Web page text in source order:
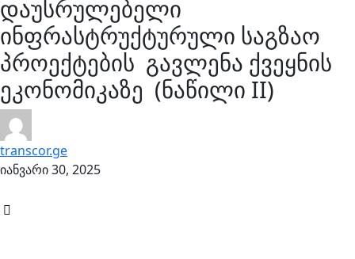
დაუსრულებელი
ინფრასტრუქტურული საგზაო
პროექტების გავლენა ქვეყნის
ეკონომიკაზე (ნაწილი II)
transcor.ge
იანვარი 30, 2025